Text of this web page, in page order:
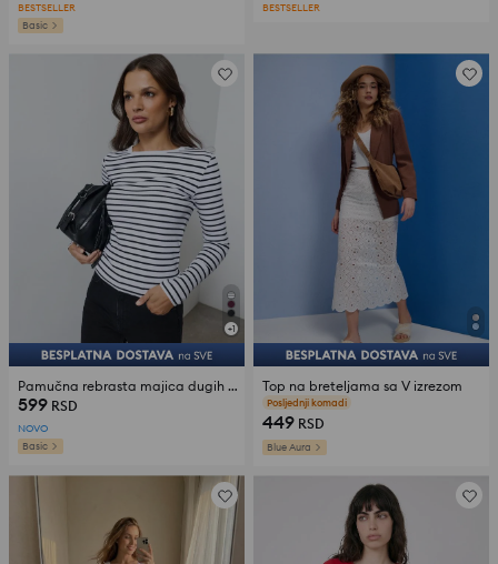
BESTSELLER
Basic
BESTSELLER
+1
Pamučna rebrasta majica dugih rukava
599 RSD
NOVO
Basic
Top na breteljama sa V izrezom
Posljednji komadi
449 RSD
Blue Aura